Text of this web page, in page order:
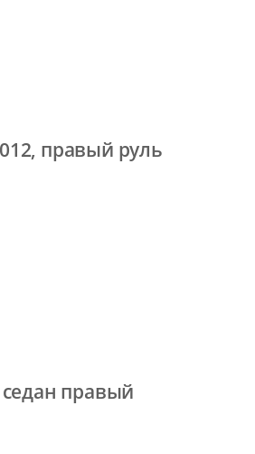
правый руль
седан правый